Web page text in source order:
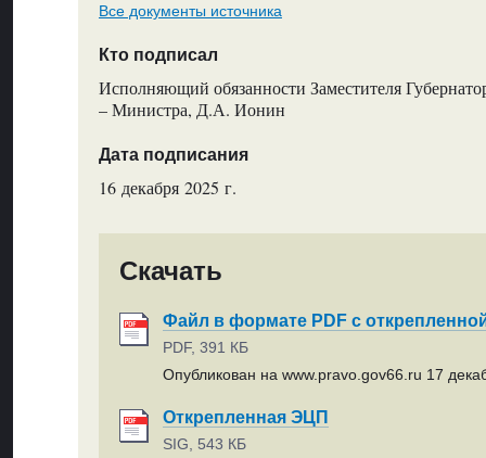
Все документы источника
Кто подписал
Исполняющий обязанности Заместителя
– Министра, Д.А. Ионин
Дата подписания
16 декабря 2025 г.
Скачать
Файл в формате PDF с
PDF, 391 КБ
Опубликован на www.pravo.gov66.ru 17
Открепленная ЭЦП
SIG, 543 КБ